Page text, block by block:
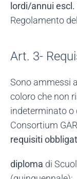
lordi/annui
Regolamento
Art. 3-
Sono ammessi
coloro che non
indeterminato o
Consortium
requisiti
diploma di